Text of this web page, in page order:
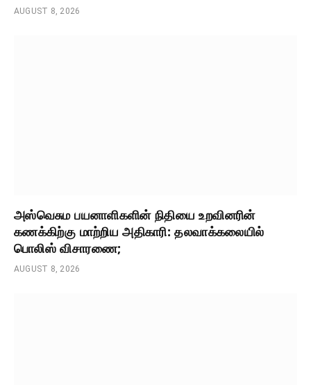
AUGUST 8, 2026
அஸ்வெசும பயனாளிகளின் நிதியை உறவினரின்
கணக்கிற்கு மாற்றிய அதிகாரி: தலவாக்கலையில்
பொலிஸ் விசாரணை;
AUGUST 8, 2026